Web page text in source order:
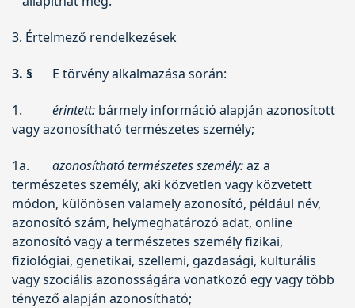
3. Értelmező rendelkezések
3. § E törvény alkalmazása során:
1. érintett:bármely információ alapján azonosított
vagy azonosítható természetes személy;
1a. azonosítható természetes személy:az a
természetes személy, aki közvetlen vagy közvetett
módon, különösen valamely azonosító, például név,
azonosító szám, helymeghatározó adat, online
azonosító vagy a természetes személy fizikai,
fiziológiai, genetikai, szellemi, gazdasági, kulturális
vagy szociális azonosságára vonatkozó egy vagy több
tényező alapján azonosítható;